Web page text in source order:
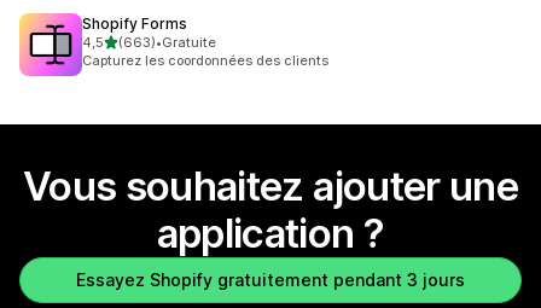
Shopify Forms
4,5étoile(s) sur 5
(663)
663 avis au total
•Gratuite
Capturez les coordonnées des clients
Vous souhaitez ajouter une
application ?
Essayez Shopify gratuitement pendant 3 jours